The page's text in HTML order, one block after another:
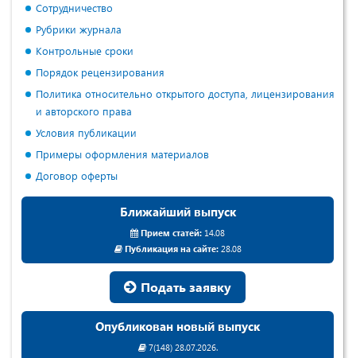
Сотрудничество
Рубрики журнала
Контрольные сроки
Порядок рецензирования
Политика относительно открытого доступа, лицензирования
и авторского права
Условия публикации
Примеры оформления материалов
Договор оферты
Ближайший выпуск
Прием статей: 14.08
Публикация на сайте:28.08
Подать заявку
Опубликован новый выпуск
7(148) 28.07.2026.